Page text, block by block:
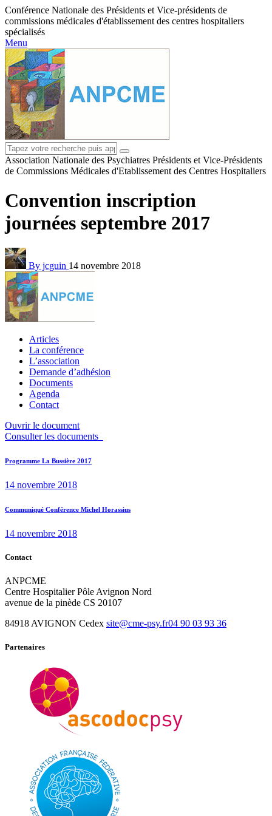
Conférence Nationale des Présidents et Vice-présidents de
commissions médicales d'établissement des centres hospitaliers
spécialisés
Menu
Association Nationale des Psychiatres Présidents et Vice-Présidents
de Commissions Médicales d'Etablissement des Centres Hospitaliers
Convention inscription
journées septembre 2017
By jcguin 14 novembre 2018
Articles
La conférence
L’association
Demande d’adhésion
Documents
Agenda
Contact
Ouvrir le document
Consulter les documents
Navigation
de
Previous
Programme La Bussière 2017
14 novembre 2018
Next
Communiqué Conférence Michel Horassius
14 novembre 2018
Contact
ANPCME
Centre Hospitalier Pôle Avignon Nord
avenue de la pinède CS 20107
84918 AVIGNON Cedex site@cme-psy.fr04 90 03 93 36
Partenaires